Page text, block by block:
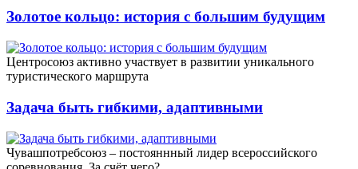
Золотое кольцо: история с большим будущим
Центросоюз активно участвует в развитии уникального
туристического маршрута
Задача быть гибкими, адаптивными
Чувашпотребсоюз – постояннный лидер всероссийского